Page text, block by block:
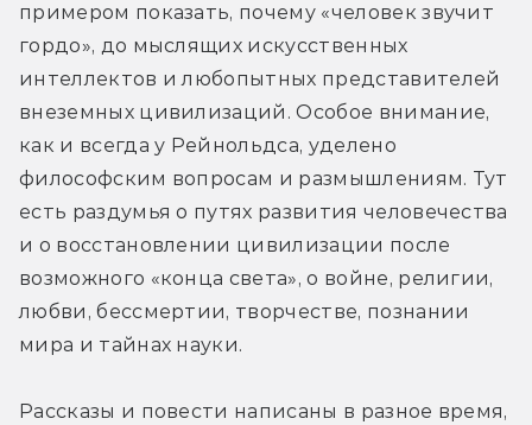
примером показать, почему «человек звучит
гордо», до мыслящих искусственных
интеллектов и любопытных представителей
внеземных цивилизаций. Особое внимание,
как и всегда у Рейнольдса, уделено
философским вопросам и размышлениям. Тут
есть раздумья о путях развития человечества
и о восстановлении цивилизации после
возможного «конца света», о войне, религии,
любви, бессмертии, творчестве, познании
мира и тайнах науки.
Рассказы и повести написаны в разное время,